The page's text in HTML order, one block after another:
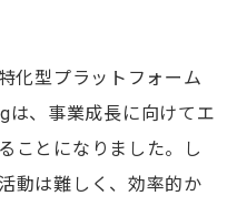
化型プラットフォーム
は、事業成長に向けてエ
ことになりました。し
動は難しく、効率的か